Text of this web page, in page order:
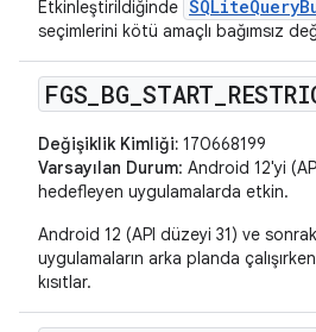
Etkinleştirildiğinde
seçimlerini kötü amaçlı bağımsız
FGS BG _START
Değişiklik Kimliği: 170668199
Varsayılan Durum: Android 12'yi
hedefleyen uygulamalarda etkin.
Android 12 (API düzeyi 31) ve
uygulamaların arka planda
kısıtlar.